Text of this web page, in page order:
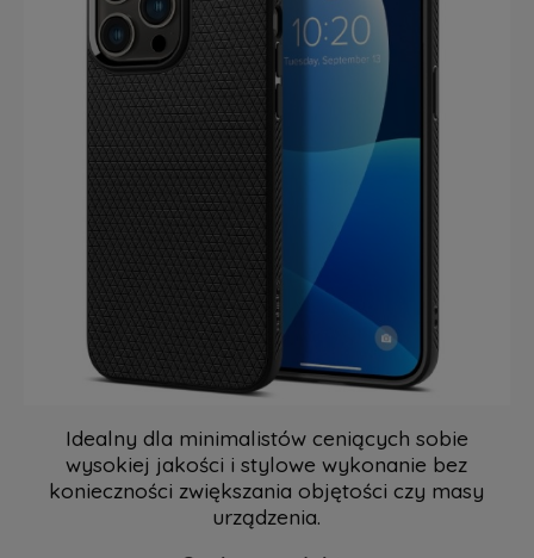
Idealny dla minimalistów ceniących sobie
wysokiej jakości i stylowe wykonanie bez
konieczności zwiększania objętości czy masy
urządzenia.